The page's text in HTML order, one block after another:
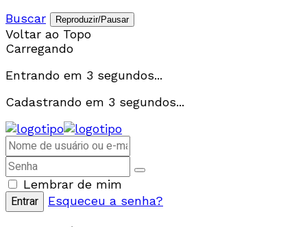
Buscar
Reproduzir/Pausar
Voltar ao Topo
Carregando
Entrando em 3 segundos...
Cadastrando em 3 segundos...
Lembrar de mim
Esqueceu a senha?